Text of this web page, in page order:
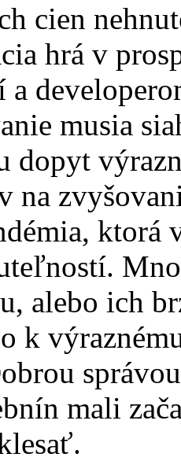
cien
hrá v
a
musia
dopyt
na
alebo ich
k
mali